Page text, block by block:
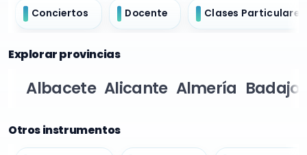
Conciertos Docente Clases Particulares
Explorar provincias
Albacete Alicante Almería Badajoz
Otros instrumentos